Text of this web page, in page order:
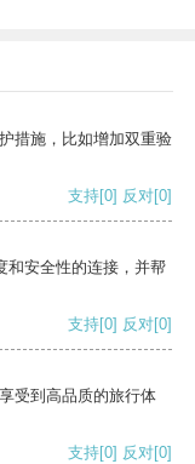
措施，比如增加双重验
支持[0] 反对[0]
和安全性的连接，并帮
支持[0] 反对[0]
受到高品质的旅行体
支持[0] 反对[0]